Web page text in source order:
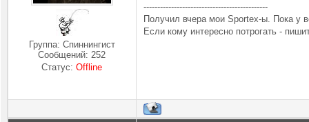
Группа: Спиннингист
Сообщений:252
Статус:Offline
---------------------------------------------
Получил вчера мои Sportex-ы. Пока у
Если кому интересно потрогать -